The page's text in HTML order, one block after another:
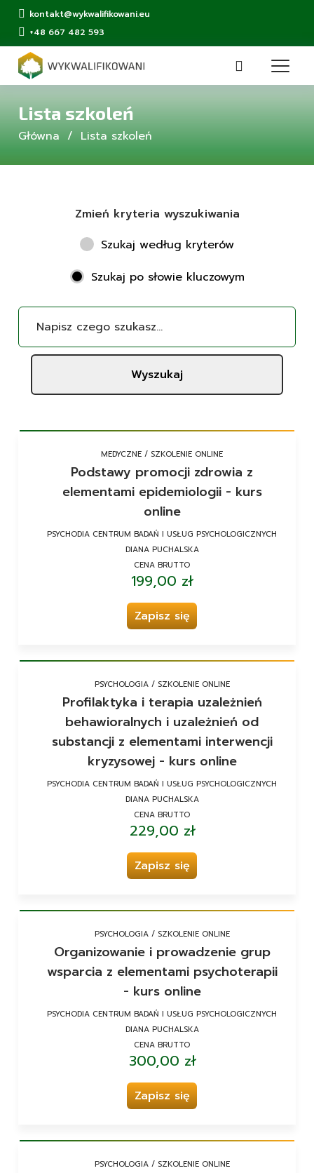
kontakt@wykwalifikowani.eu
+48 667 482 593
Lista szkoleń
Główna Lista szkoleń
Zmień kryteria wyszukiwania
Szukaj według kryterów
Szukaj po słowie kluczowym
Wyszukaj
MEDYCZNE / SZKOLENIE ONLINE
Podstawy promocji zdrowia z
elementami epidemiologii - kurs
online
PSYCHODIA CENTRUM BADAŃ I USŁUG PSYCHOLOGICZNYCH
DIANA PUCHALSKA
CENA BRUTTO
199,00 zł
Zapisz się
PSYCHOLOGIA / SZKOLENIE ONLINE
Profilaktyka i terapia uzależnień
behawioralnych i uzależnień od
substancji z elementami interwencji
kryzysowej - kurs online
PSYCHODIA CENTRUM BADAŃ I USŁUG PSYCHOLOGICZNYCH
DIANA PUCHALSKA
CENA BRUTTO
229,00 zł
Zapisz się
PSYCHOLOGIA / SZKOLENIE ONLINE
Organizowanie i prowadzenie grup
wsparcia z elementami psychoterapii
- kurs online
PSYCHODIA CENTRUM BADAŃ I USŁUG PSYCHOLOGICZNYCH
DIANA PUCHALSKA
CENA BRUTTO
300,00 zł
Zapisz się
PSYCHOLOGIA / SZKOLENIE ONLINE